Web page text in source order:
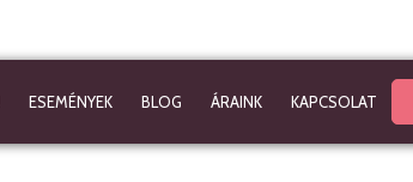
ESEMÉNYEK BLOG ÁRAINK KAPCSOLAT